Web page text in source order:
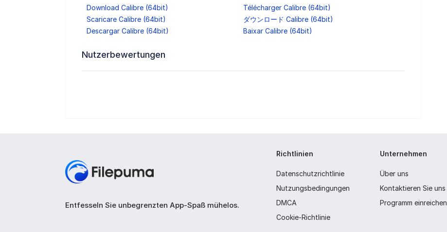
Download Calibre (64bit)
Télécharger Calibre (64bit)
Scaricare Calibre (64bit)
ダウンロード Calibre (64bit)
Descargar Calibre (64bit)
Baixar Calibre (64bit)
Nutzerbewertungen
Entfesseln Sie unbegrenzten App-Spaß mühelos.
Richtlinien
Datenschutzrichtlinie
Nutzungsbedingungen
DMCA
Cookie-Richtlinie
Unternehmen
Über uns
Kontaktieren Sie uns
Programm einreichen